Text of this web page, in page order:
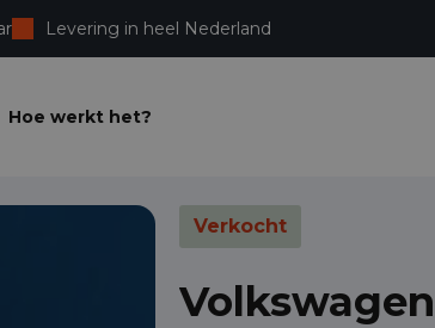
Levering in heel Nederland
Hoe werkt het?
Verkocht